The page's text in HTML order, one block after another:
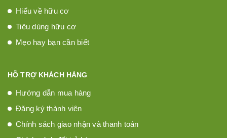
Hiểu về hữu cơ
Tiêu dùng hữu cơ
Mẹo hay bạn cần biết
HỖ TRỢ KHÁCH HÀNG
Hướng dẫn mua hàng
Đăng ký thành viên
Chính sách giao nhận và thanh toán